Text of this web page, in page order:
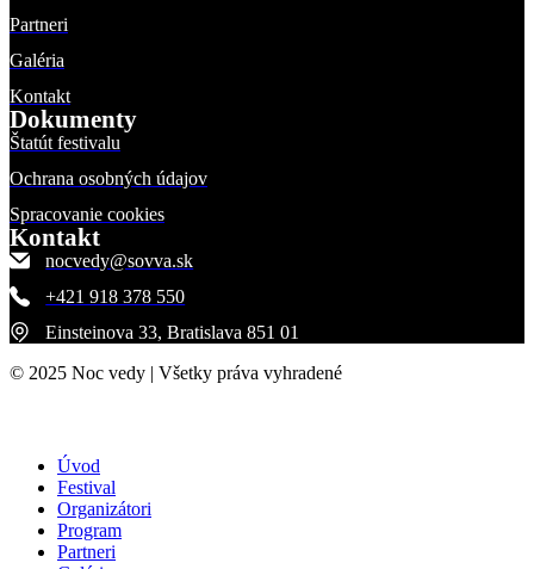
Partneri
Galéria
Kontakt
Dokumenty
Štatút festivalu
Ochrana osobných údajov
Spracovanie cookies
Kontakt
nocvedy@sovva.sk
+421 918 378 550
Einsteinova 33, Bratislava 851 01
© 2025 Noc vedy | Všetky práva vyhradené
Úvod
Festival
Organizátori
Program
Partneri